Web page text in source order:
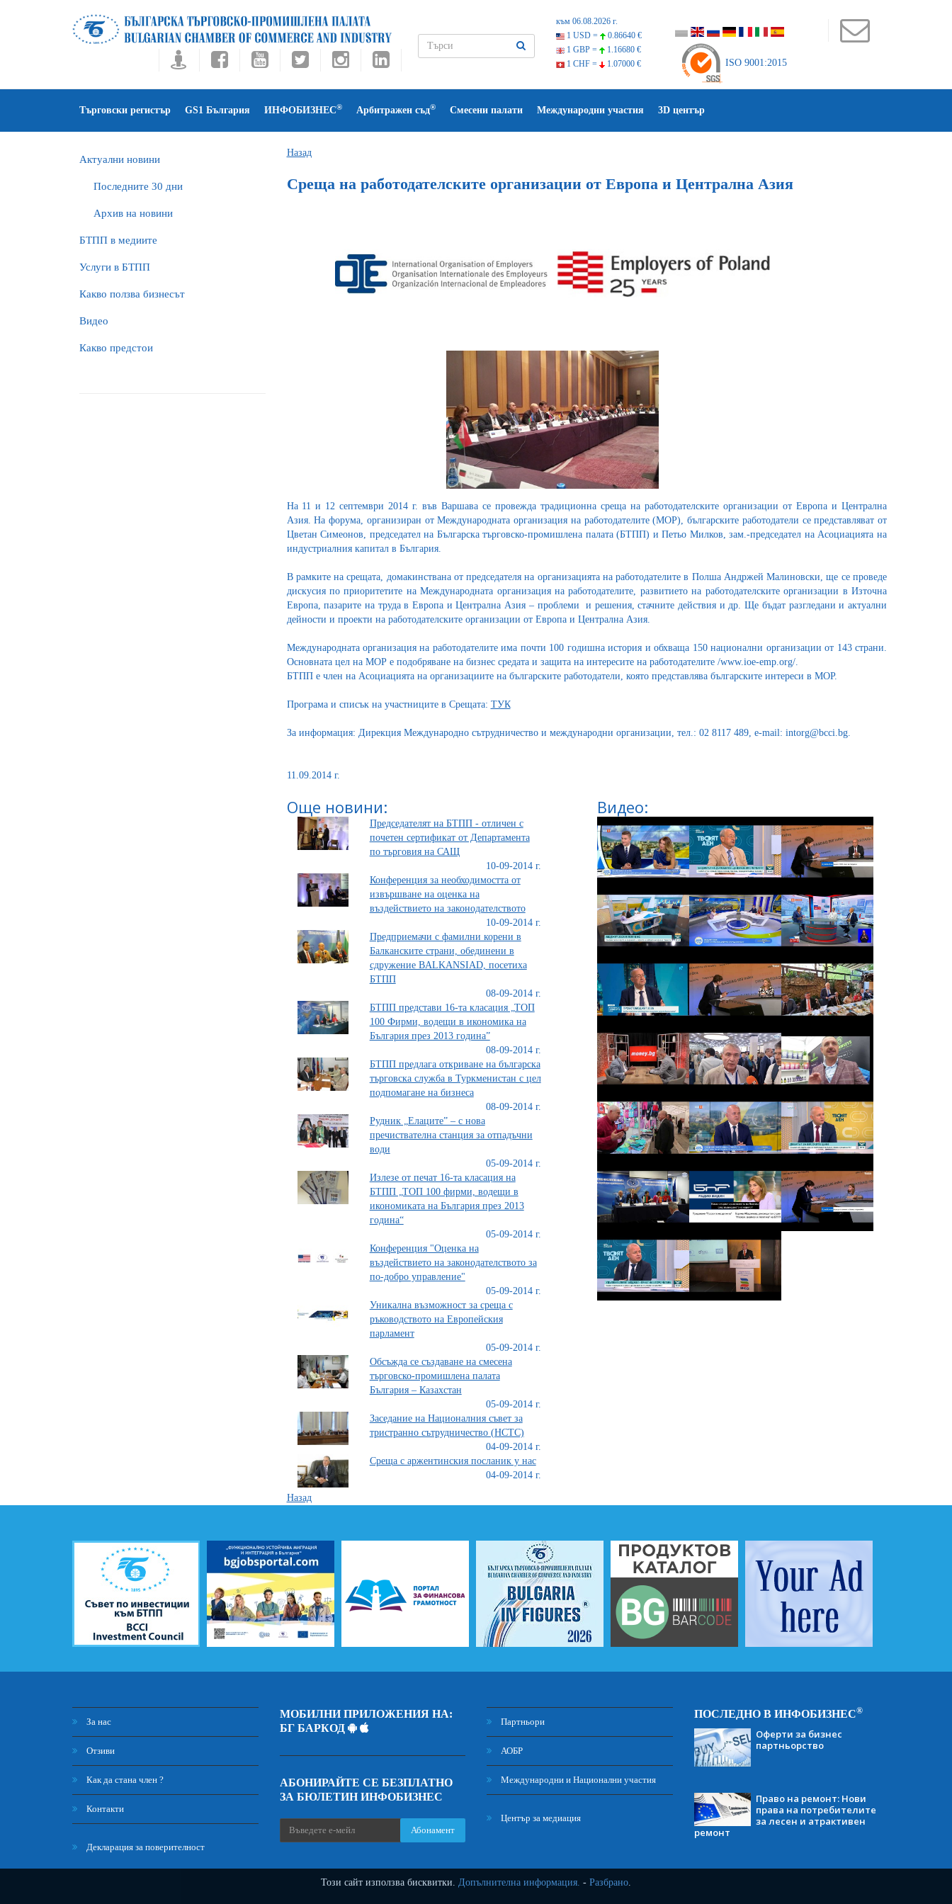
Този сайт използва бисквитки. Допълнителна информация. - Разбрано.
към 06.08.2026 г.
1 USD =
0.86640 €
1 GBP =
1.16680 €
1 CHF =
1.07000 € ISO 9001:2015
Търговски регистър GS1 България ИНФОБИЗНЕС® Арбитражен съд® Смесени палати Международни участия 3D център
Актуални новини
Последните 30 дни
Архив на новини
БTПП в медиите
Услуги в БТПП
Какво ползва бизнесът
Видео
Какво предстои
Назад
Среща на работодателските организации от Европа и Централна Азия
На 11 и 12 септември 2014 г. във Варшава се провежда традиционна среща на работодателските организации от Европа и Централна
Азия. На форума, организиран от Международната организация на работодателите (МОР), българските работодатели се представляват от
Цветан Симеонов, председател на Българска търговско-промишлена палата (БТПП) и Петьо Милков, зам.-председател на Асоциацията на
индустриалния капитал в България.
В рамките на срещата, домакинствана от председателя на организацията на работодателите в Полша Андржей Малиновски, ще се проведе
дискусия по приоритетите на Международната организация на работодателите, развитието на работодателските организации в Източна
Европа, пазарите на труда в Европа и Централна Азия – проблеми и решения, стачните действия и др. Ще бъдат разгледани и актуални
дейности и проекти на работодателските организации от Европа и Централна Азия.
Международната организация на работодателите има почти 100 годишна история и обхваща 150 национални организации от 143 страни.
Основната цел на МОР е подобряване на бизнес средата и защита на интересите на работодателите /www.ioe-emp.org/.
БТПП е член на Асоциацията на организациите на българските работодатели, която представлява българските интереси в МОР.
Програма и списък на участниците в Срещата: ТУК
За информация: Дирекция Международно сътрудничество и международни организации, тел.: 02 8117 489, e-mail: intorg@bcci.bg.
11.09.2014 г.
Още новини:
Председателят на БТПП - отличен с
почетен сертификат от Департамента
по търговия на САЩ
10-09-2014 г.
Конференция за необходимостта от
извършване на оценка на
въздействието на законодателството
10-09-2014 г.
Предприемачи с фамилни корени в
Балканските страни, обединени в
сдружение BALKANSIAD, посетиха
БТПП
08-09-2014 г.
БТПП представи 16-та класация „ТОП
100 Фирми, водещи в икономика на
България през 2013 година”
08-09-2014 г.
БТПП предлага откриване на българска
търговска служба в Туркменистан с цел
подпомагане на бизнеса
08-09-2014 г.
Рудник „Елаците” – с нова
пречиствателна станция за отпадъчни
води
05-09-2014 г.
Излезе от печат 16-та класация на
БТПП „ТОП 100 фирми, водещи в
икономиката на България през 2013
година“
05-09-2014 г.
Конференция "Оценка на
въздействието на законодателството за
по-добро управление"
05-09-2014 г.
Уникална възможност за среща с
ръководството на Европейския
парламент
05-09-2014 г.
Обсъжда се създаване на смесена
търговско-промишлена палата
България – Казахстан
05-09-2014 г.
Заседание на Националния съвет за
тристранно сътрудничество (НСТС)
04-09-2014 г.
Среща с аржентинския посланик у нас
04-09-2014 г.
Видео:
Назад
За нас
Отзиви
Как да стана член ?
Контакти
Декларация за поверителност
МОБИЛНИ ПРИЛОЖЕНИЯ НА:
БГ БАРКОД
АБОНИРАЙТЕ СЕ БЕЗПЛАТНО
ЗА БЮЛЕТИН ИНФОБИЗНЕС
Абонамент
Партньори
АОБР
Международни и Национални участия
Център за медиация
ПОСЛЕДНО В ИНФОБИЗНЕС®
Оферти за бизнес
партньорство
Право на ремонт: Нови
права на потребителите
за лесен и атрактивен
ремонт